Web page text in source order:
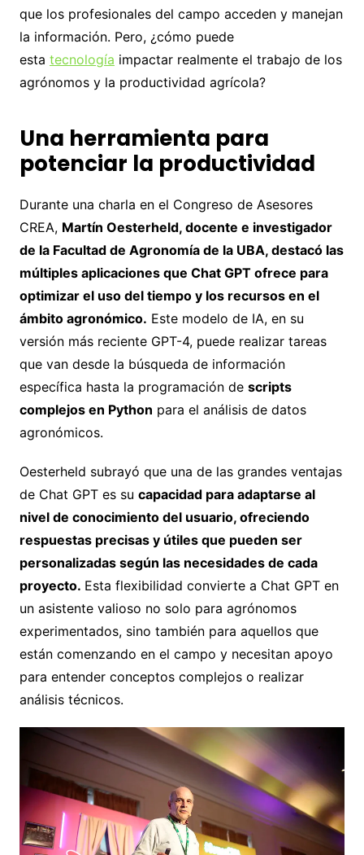
que los profesionales del campo acceden y manejan
la información. Pero, ¿cómo puede
esta tecnología impactar realmente el trabajo de los
agrónomos y la productividad agrícola?
Una herramienta para
potenciar la productividad
Durante una charla en el Congreso de Asesores
CREA, Martín Oesterheld, docente e investigador
de la Facultad de Agronomía de la UBA, destacó las
múltiples aplicaciones que Chat GPT ofrece para
optimizar el uso del tiempo y los recursos en el
ámbito agronómico. Este modelo de IA, en su
versión más reciente GPT-4, puede realizar tareas
que van desde la búsqueda de información
específica hasta la programación de scripts
complejos en Python para el análisis de datos
agronómicos.
Oesterheld subrayó que una de las grandes ventajas
de Chat GPT es su capacidad para adaptarse al
nivel de conocimiento del usuario, ofreciendo
respuestas precisas y útiles que pueden ser
personalizadas según las necesidades de cada
proyecto. Esta flexibilidad convierte a Chat GPT en
un asistente valioso no solo para agrónomos
experimentados, sino también para aquellos que
están comenzando en el campo y necesitan apoyo
para entender conceptos complejos o realizar
análisis técnicos.